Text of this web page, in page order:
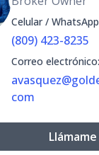
Celular / WhatsApp
(809) 423-8235
Correo electrónico:
com
Llámame